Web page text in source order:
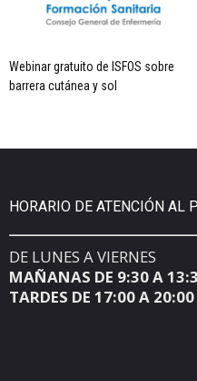
Webinar gratuito de ISFOS sobre
barrera cutánea y sol
HORARIO DE ATENCIÓN AL
DE LUNES A VIERNES
MAÑANAS DE 9:30 A
TARDES DE 17:00 A